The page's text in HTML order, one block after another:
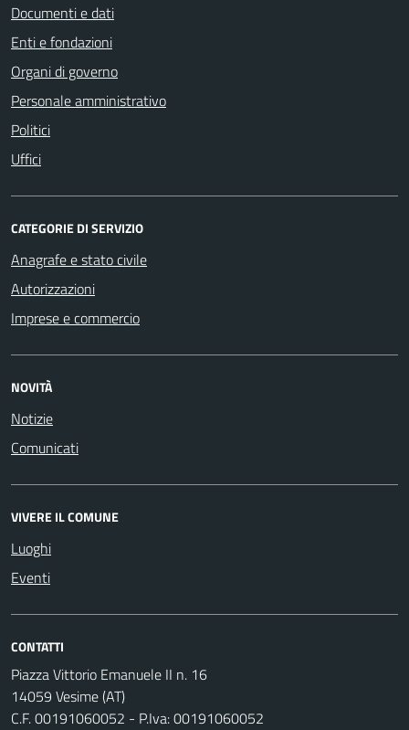
Documenti e dati
Enti e fondazioni
Organi di governo
Personale amministrativo
Politici
Uffici
CATEGORIE DI SERVIZIO
Anagrafe e stato civile
Autorizzazioni
Imprese e commercio
NOVITÀ
Notizie
Comunicati
VIVERE IL COMUNE
Luoghi
Eventi
CONTATTI
Piazza Vittorio Emanuele II n. 16
14059 Vesime (AT)
C.F. 00191060052 - P.Iva: 00191060052